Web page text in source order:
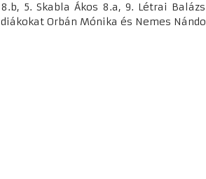
8.b, 5. Skabla Ákos 8.a, 9. Létrai
diákokat Orbán Mónika és Nemes